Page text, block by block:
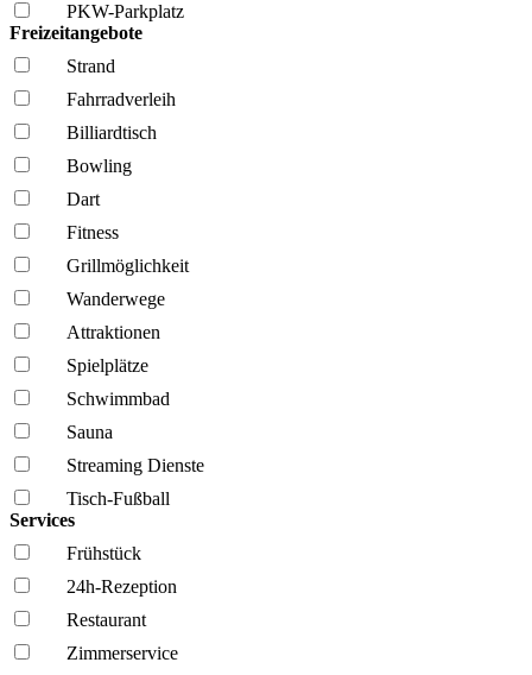
PKW-Parkplatz
Freizeitangebote
Strand
Fahrrad­verleih
Billiardtisch
Bowling
Dart
Fitness
Grillmöglich­keit
Wanderwege
Attraktionen
Spielplätze
Schwimmbad
Sauna
Streaming Dienste
Tisch-Fußball
Services
Frühstück
24h-Rezeption
Restaurant
Zimmerservice